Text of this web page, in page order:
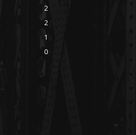
2
2
1
0